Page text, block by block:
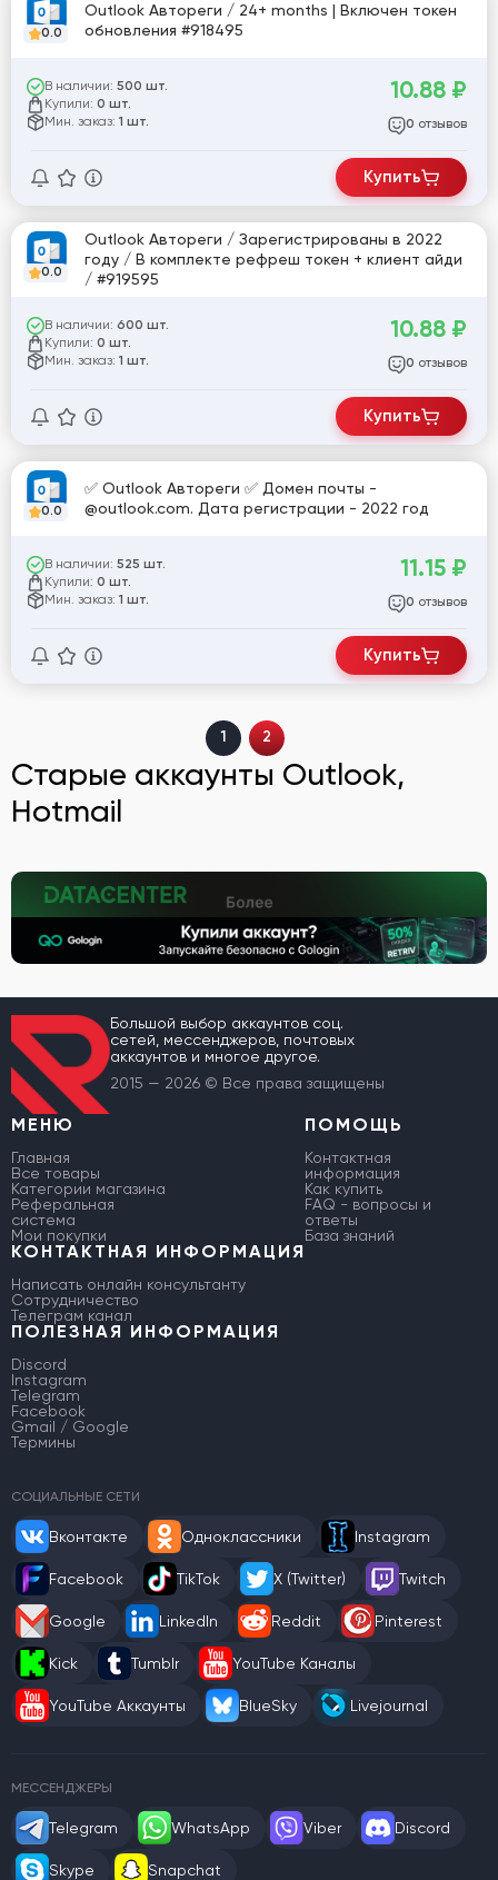
0.0
Outlook Автореги / 24+ months | Включен токен
обновления #918495
В наличии: 500 шт.
Купили: 0 шт.
Мин. заказ: 1 шт.
10.88 ₽
0 отзывов
Купить
0.0
Outlook Автореги / Зарегистрированы в 2022
году / В комплекте рефреш токен + клиент айди
/ #919595
В наличии: 600 шт.
Купили: 0 шт.
Мин. заказ: 1 шт.
10.88 ₽
0 отзывов
Купить
0.0
✅ Outlook Автореги ✅ Домен почты -
@outlook.com. Дата регистрации - 2022 год
В наличии: 525 шт.
Купили: 0 шт.
Мин. заказ: 1 шт.
11.15 ₽
0 отзывов
Купить
1 2
Старые аккаунты Outlook,
Hotmail
Большой выбор аккаунтов соц.
сетей, мессенджеров, почтовых
аккаунтов и многое другое.
2015 — 2026 © Все права защищены
МЕНЮ
Главная
Все товары
Категории магазина
Реферальная
система
Мои покупки
ПОМОЩЬ
Контактная
информация
Как купить
FAQ - вопросы и
ответы
База знаний
КОНТАКТНАЯ ИНФОРМАЦИЯ
Написать онлайн консультанту
Сотрудничество
Телеграм канал
ПОЛЕЗНАЯ ИНФОРМАЦИЯ
Discord
Instagram
Telegram
Facebook
Gmail / Google
Термины
СОЦИАЛЬНЫЕ СЕТИ
Вконтакте Одноклассники Instagram
Facebook TikTok X (Twitter) Twitch
Google LinkedIn Reddit Pinterest
Kick Tumblr YouTube Каналы
YouTube Аккаунты BlueSky Livejournal
МЕССЕНДЖЕРЫ
Telegram WhatsApp Viber Discord
Skype Snapchat